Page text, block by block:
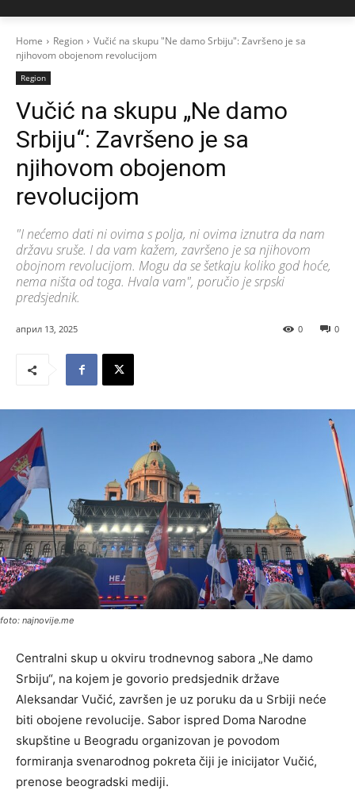
Home Region
Vučić na skupu "Ne damo Srbiju": Završeno je sa
njihovom obojenom revolucijom
Region
Vučić na skupu „Ne damo
Srbiju“: Završeno je sa
njihovom obojenom
revolucijom
"I nećemo dati ni ovima s polja, ni ovima iznutra da nam
državu sruše. I da vam kažem, završeno je sa njihovom
obojnom revolucijom. Mogu da se šetkaju koliko god hoće,
nema ništa od toga. Hvala vam", poručio je srpski
predsjednik.
април 13, 2025 0
0
foto: najnovije.me
Centralni skup u okviru trodnevnog sabora „Ne damo
Srbiju“, na kojem je govorio predsjednik države
Aleksandar Vučić, završen je uz poruku da u Srbiji neće
biti obojene revolucije. Sabor ispred Doma Narodne
skupštine u Beogradu organizovan je povodom
formiranja svenarodnog pokreta čiji je inicijator Vučić,
prenose beogradski mediji.